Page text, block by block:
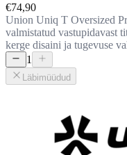
€74,90
Union Uniq T Oversized
valmistatud vastupidavast
kerge disaini ja tugevuse
1
Läbimüüdud